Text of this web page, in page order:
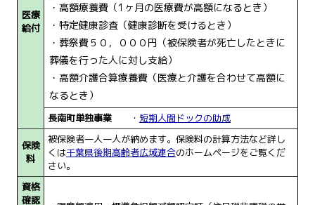
医療
給付
・高額療養費（1ヶ月の医療費が高額になるとき）
・特定健康診査（健康診断を受けるとき）
・葬祭費５０，０００円（被保険者が死亡したときに
葬儀を行った人に対し支給）
・高額介護合算療養費（医療と介護を合わせて高額に
なるとき）
長南町単独事業 ・ 短期人間ドックの助成
保険
料
被保険者一人一人が納めます。保険料の計算方法など詳し
くは千葉県後期高齢者広域連合のホームページをご覧くだ
さい。
資格
確認